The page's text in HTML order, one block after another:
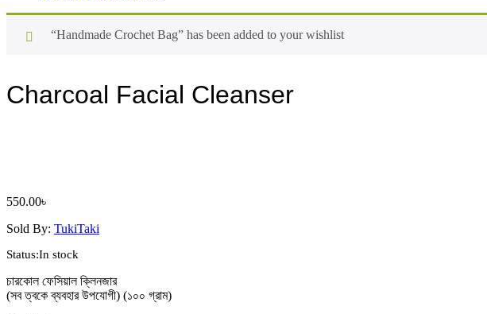
“Handmade Crochet Bag” has been added to your wishlist
Charcoal Facial Cleanser
550.00৳
Sold By: TukiTaki
Status:In stock
চারকোল ফেসিয়াল ক্লিনজার
(সব ত্বকে ব্যবহার উপযোগী) (১০০ গ্রাম)